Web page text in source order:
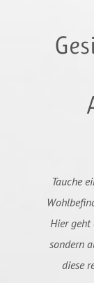
Tauche
Hier
sondern
diese